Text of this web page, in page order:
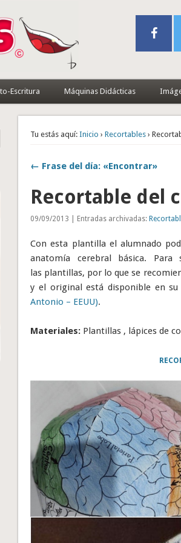
Escritura Máquinas Didácticas
Tu estás aquí: Inicio ›Recortables ›
← Frase del día: «Encontrar»
Recortable del
09/09/2013 | Entradas archivadas:
Con esta plantilla el alumnado
anatomía cerebral básica.
las plantillas, por lo que se
y el original está disponible en
Antonio – EEUU).
Materiales: Plantillas , lápices de